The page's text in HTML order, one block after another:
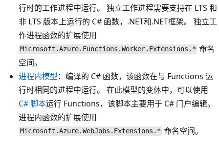
行时的工作进程中运行。 独立工作进程需要支持在 LTS 和
非 LTS 版本上运行的 C# 函数，.NET和.NET框架。 独立工
作进程函数的扩展使用
Microsoft.Azure.Functions.Worker.Extensions.* 命名
空间。
进程内模型：编译的 C# 函数，该函数在与 Functions 运
行时相同的进程中运行。 在此模型的变体中，可以使用
C# 脚本运行 Functions，该脚本主要用于 C# 门户编辑。
进程内函数的扩展使用
Microsoft.Azure.WebJobs.Extensions.* 命名空间。